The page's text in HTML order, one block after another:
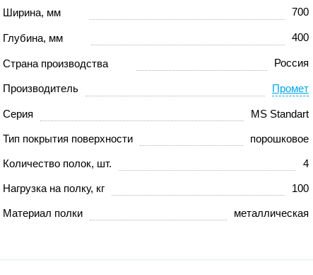
Ширина, мм 700
Глубина, мм 400
Страна производства Россия
Производитель Промет
Серия MS Standart
Тип покрытия поверхности порошковое
Количество полок, шт. 4
Нагрузка на полку, кг 100
Материал полки металлическая